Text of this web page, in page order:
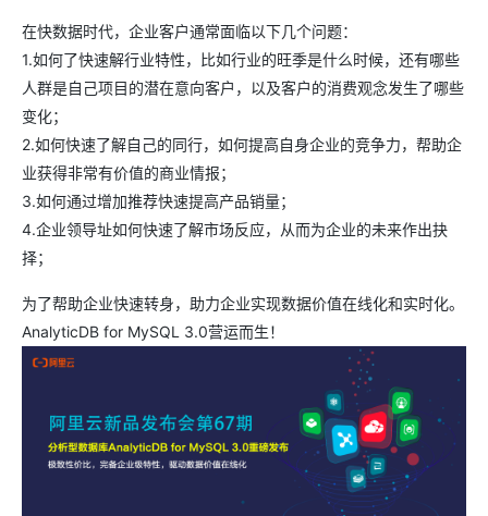
在快数据时代，企业客户通常面临以下几个问题：
1.如何了快速解行业特性，比如行业的旺季是什么时候，还有哪些
人群是自己项目的潜在意向客户，以及客户的消费观念发生了哪些
变化；
2.如何快速了解自己的同行，如何提高自身企业的竞争力，帮助企
业获得非常有价值的商业情报；
3.如何通过增加推荐快速提高产品销量；
4.企业领导址如何快速了解市场反应，从而为企业的未来作出抉
择；
为了帮助企业快速转身，助力企业实现数据价值在线化和实时化。
AnalyticDB for MySQL 3.0营运而生！